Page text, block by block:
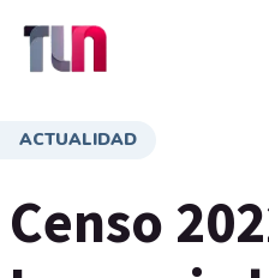
ACTUALIDAD
Censo